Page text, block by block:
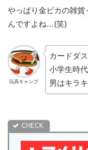
やっぱり金ピカの雑
んですよね…(笑)
玩具キャンプ
カードダ
小学生時
男はキラ